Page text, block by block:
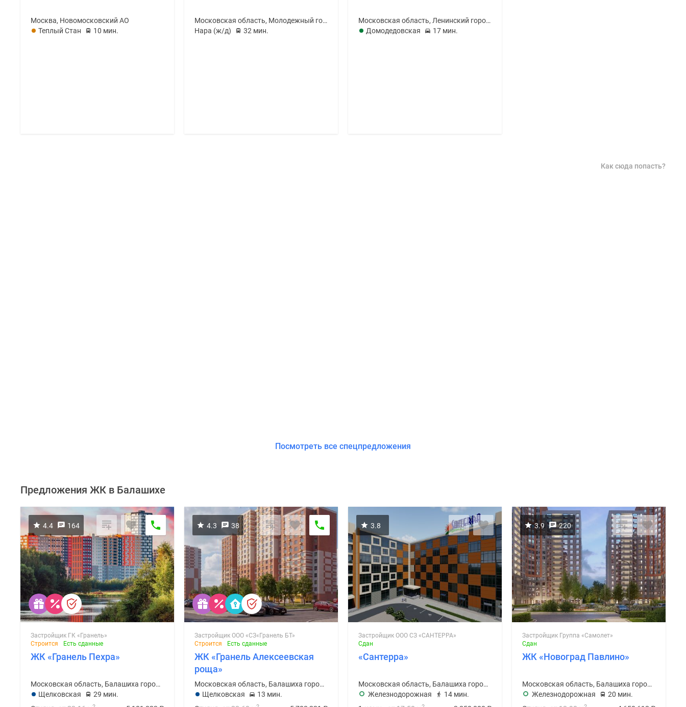
Москва, Новомосковский АО
Теплый Стан
10 мин.
Московская область, Молодежный городской округ
Нара (ж/д)
32 мин.
Московская область, Ленинский городской округ
Домодедовская
17 мин.
Как сюда попасть?
Посмотреть все спецпредложения
Предложения ЖК в Балашихе
4.4 164
Застройщик ГК «Гранель»
Строится
Есть сданные
ЖК «Гранель Пехра»
Московская область, Балашиха городской округ
Щелковская
29 мин.
4.3 38
Застройщик ООО «СЗ«Гранель БТ»
Строится
Есть сданные
ЖК «Гранель Алексеевская
роща»
Московская область, Балашиха городской округ
Щелковская
13 мин.
3.8
Застройщик ООО СЗ «САНТЕРРА»
Сдан
«Сантерра»
Московская область, Балашиха городской округ
Железнодорожная
14 мин.
3.9 220
Застройщик Группа «Самолет»
Сдан
ЖК «Новоград Павлино»
Московская область, Балашиха городской округ
Железнодорожная
20 мин.